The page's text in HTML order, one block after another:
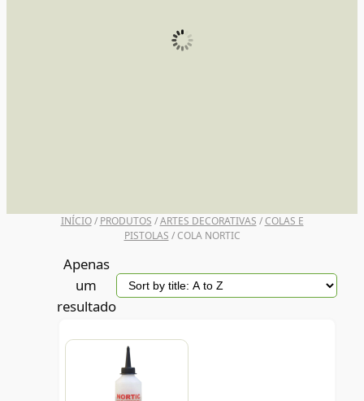
INÍCIO/ PRODUTOS /ARTES DECORATIVAS /COLAS E
PISTOLAS / COLA NORTIC
Apenas
um
resultado